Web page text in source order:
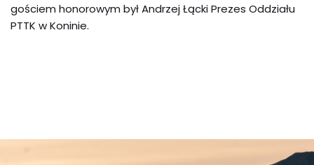
gościem honorowym był Andrzej Łącki Prezes Oddziału
PTTK w Koninie.